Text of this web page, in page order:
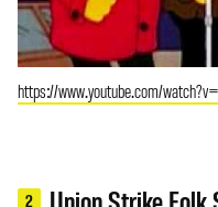
https://www.youtube.com/
2 Union Strike Folk